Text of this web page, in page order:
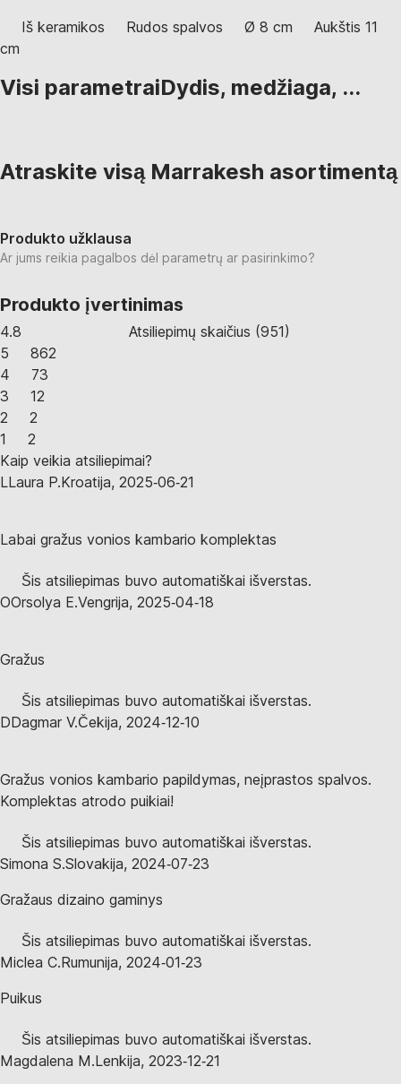
Iš keramikos Rudos spalvos Ø 8 cm
Aukštis 11
cm
Visi parametraiDydis, medžiaga, ...
Atraskite visą Marrakesh asortimentą
Produkto užklausa
Ar jums reikia pagalbos dėl parametrų ar pasirinkimo?
Produkto įvertinimas
4.8 Atsiliepimų skaičius (951)
5
862
4
73
3
12
2
2
1
2
Kaip veikia atsiliepimai?
LLaura P.Kroatija, 2025‑06‑21
Labai gražus vonios kambario komplektas
Šis atsiliepimas buvo automatiškai išverstas.
OOrsolya E.Vengrija, 2025‑04‑18
Gražus
Šis atsiliepimas buvo automatiškai išverstas.
DDagmar V.Čekija, 2024‑12‑10
Gražus vonios kambario papildymas, neįprastos spalvos.
Komplektas atrodo puikiai!
Šis atsiliepimas buvo automatiškai išverstas.
Simona S.Slovakija, 2024‑07‑23
Gražaus dizaino gaminys
Šis atsiliepimas buvo automatiškai išverstas.
Miclea C.Rumunija, 2024‑01‑23
Puikus
Šis atsiliepimas buvo automatiškai išverstas.
Magdalena M.Lenkija, 2023‑12‑21